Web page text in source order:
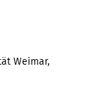
Weimar,